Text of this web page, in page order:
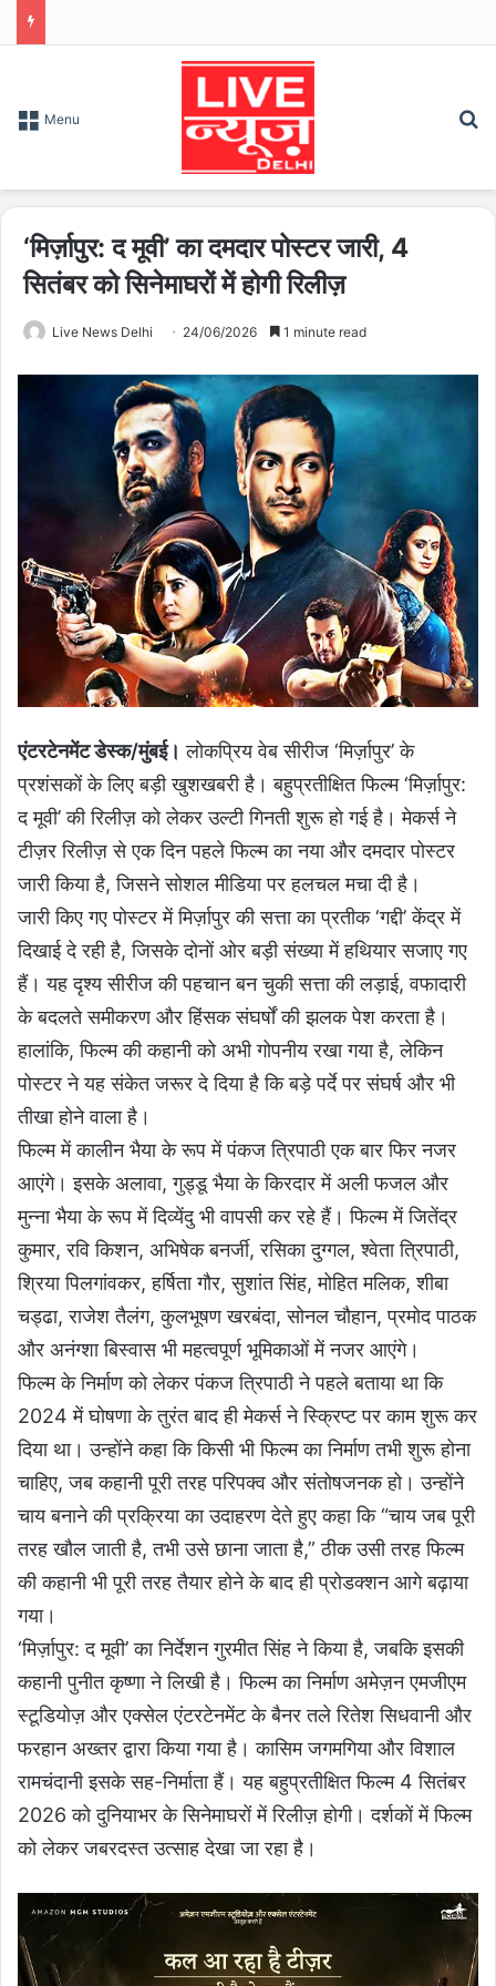
Menu
‘मिर्ज़ापुर: द मूवी’ का दमदार पोस्टर जारी, 4
सितंबर को सिनेमाघरों में होगी रिलीज़
Live News Delhi 24/06/2026 1 minute read
एंटरटेनमेंट डेस्क/मुंबई। लोकप्रिय वेब सीरीज ‘मिर्ज़ापुर’ के
प्रशंसकों के लिए बड़ी खुशखबरी है। बहुप्रतीक्षित फिल्म ‘मिर्ज़ापुर:
द मूवी’ की रिलीज़ को लेकर उल्टी गिनती शुरू हो गई है। मेकर्स ने
टीज़र रिलीज़ से एक दिन पहले फिल्म का नया और दमदार पोस्टर
जारी किया है, जिसने सोशल मीडिया पर हलचल मचा दी है।
जारी किए गए पोस्टर में मिर्ज़ापुर की सत्ता का प्रतीक ‘गद्दी’ केंद्र में
दिखाई दे रही है, जिसके दोनों ओर बड़ी संख्या में हथियार सजाए गए
हैं। यह दृश्य सीरीज की पहचान बन चुकी सत्ता की लड़ाई, वफादारी
के बदलते समीकरण और हिंसक संघर्षों की झलक पेश करता है।
हालांकि, फिल्म की कहानी को अभी गोपनीय रखा गया है, लेकिन
पोस्टर ने यह संकेत जरूर दे दिया है कि बड़े पर्दे पर संघर्ष और भी
तीखा होने वाला है।
फिल्म में कालीन भैया के रूप में पंकज त्रिपाठी एक बार फिर नजर
आएंगे। इसके अलावा, गुड्डू भैया के किरदार में अली फजल और
मुन्ना भैया के रूप में दिव्येंदु भी वापसी कर रहे हैं। फिल्म में जितेंद्र
कुमार, रवि किशन, अभिषेक बनर्जी, रसिका दुग्गल, श्वेता त्रिपाठी,
श्रिया पिलगांवकर, हर्षिता गौर, सुशांत सिंह, मोहित मलिक, शीबा
चड्ढा, राजेश तैलंग, कुलभूषण खरबंदा, सोनल चौहान, प्रमोद पाठक
और अनंग्शा बिस्वास भी महत्वपूर्ण भूमिकाओं में नजर आएंगे।
फिल्म के निर्माण को लेकर पंकज त्रिपाठी ने पहले बताया था कि
2024 में घोषणा के तुरंत बाद ही मेकर्स ने स्क्रिप्ट पर काम शुरू कर
दिया था। उन्होंने कहा कि किसी भी फिल्म का निर्माण तभी शुरू होना
चाहिए, जब कहानी पूरी तरह परिपक्व और संतोषजनक हो। उन्होंने
चाय बनाने की प्रक्रिया का उदाहरण देते हुए कहा कि “चाय जब पूरी
तरह खौल जाती है, तभी उसे छाना जाता है,” ठीक उसी तरह फिल्म
की कहानी भी पूरी तरह तैयार होने के बाद ही प्रोडक्शन आगे बढ़ाया
गया।
‘मिर्ज़ापुर: द मूवी’ का निर्देशन गुरमीत सिंह ने किया है, जबकि इसकी
कहानी पुनीत कृष्णा ने लिखी है। फिल्म का निर्माण अमेज़न एमजीएम
स्टूडियोज़ और एक्सेल एंटरटेनमेंट के बैनर तले रितेश सिधवानी और
फरहान अख्तर द्वारा किया गया है। कासिम जगमगिया और विशाल
रामचंदानी इसके सह-निर्माता हैं। यह बहुप्रतीक्षित फिल्म 4 सितंबर
2026 को दुनियाभर के सिनेमाघरों में रिलीज़ होगी। दर्शकों में फिल्म
को लेकर जबरदस्त उत्साह देखा जा रहा है।